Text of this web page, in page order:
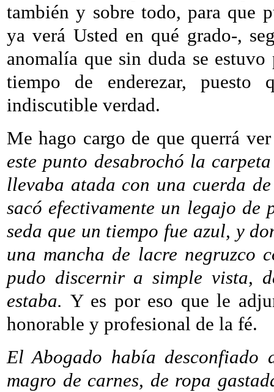
también y sobre todo, para que
ya verá Usted en qué grado-,
anomalía que sin duda se
tiempo de enderezar,
indiscutible verdad.
Me hago cargo de que querrá
este punto desabrochó la
llevaba atada con una cuerda
sacó efectivamente un legajo de
seda que un tiempo fue azul, y
una mancha de lacre negruzco
pudo discernir a simple vista,
estaba. Y es por eso que le
honorable y profesional de la fé.
El Abogado había
magro de carnes, de ropa